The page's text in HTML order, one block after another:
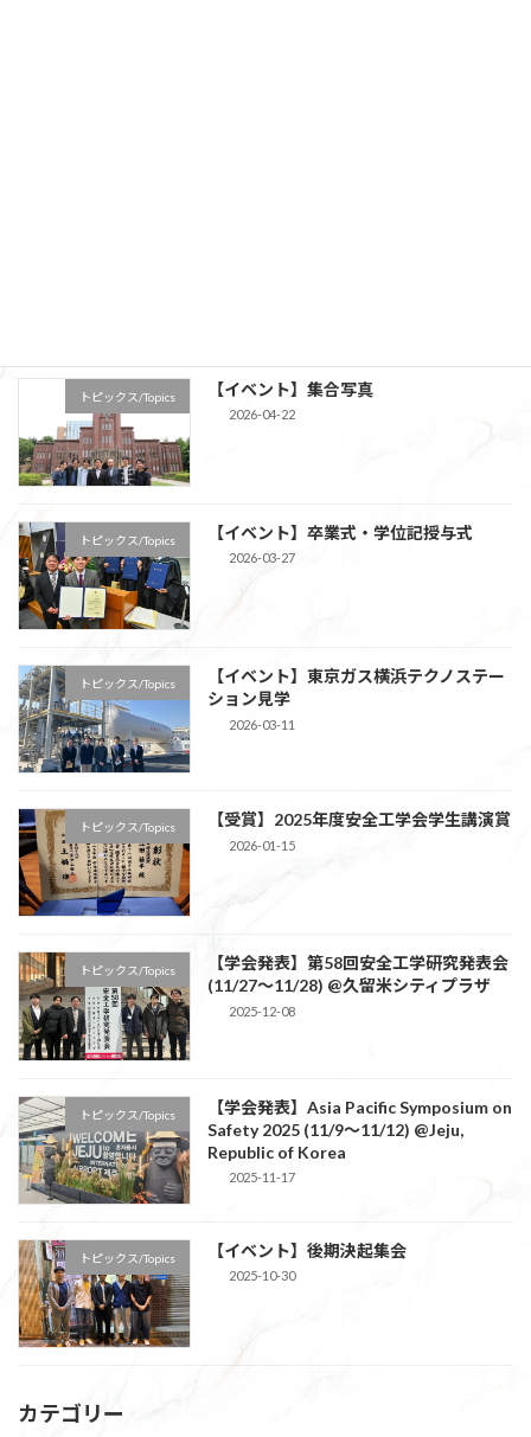
トピックス/Topics 【イベント】集合写真
2026-04-22
トピックス/Topics 【イベント】卒業式・学位記授与式
2026-03-27
トピックス/Topics
【イベント】東京ガス横浜テクノステー
ション見学
2026-03-11
トピックス/Topics 【受賞】2025年度安全工学会学生講演賞
2026-01-15
トピックス/Topics
【学会発表】第58回安全工学研究発表会
(11/27～11/28) @久留米シティプラザ
2025-12-08
トピックス/Topics
【学会発表】Asia Pacific Symposium on
Safety 2025 (11/9～11/12) @Jeju,
Republic of Korea
2025-11-17
トピックス/Topics 【イベント】後期決起集会
2025-10-30
カテゴリー